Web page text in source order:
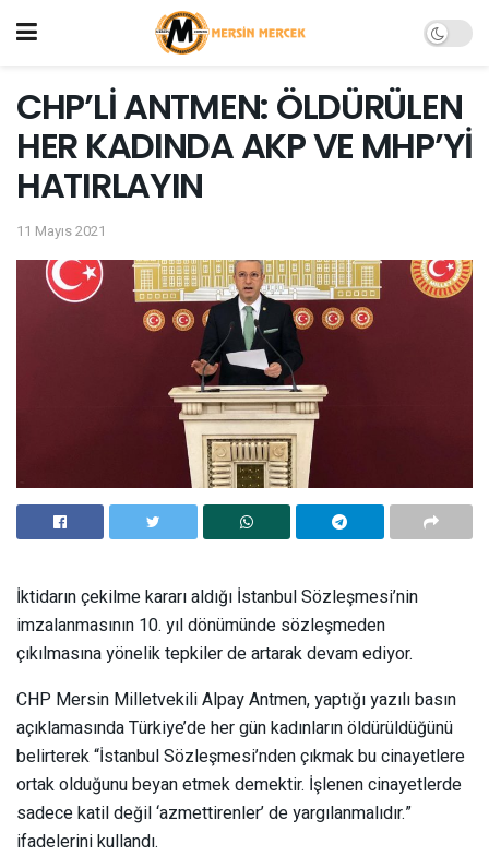
CHP’Lİ ANTMEN: ÖLDÜRÜLEN
HER KADINDA AKP VE MHP’Yİ
HATIRLAYIN
11 Mayıs 2021
İktidarın çekilme kararı aldığı İstanbul Sözleşmesi’nin
imzalanmasının 10. yıl dönümünde sözleşmeden
çıkılmasına yönelik tepkiler de artarak devam ediyor.
CHP Mersin Milletvekili Alpay Antmen, yaptığı yazılı basın
açıklamasında Türkiye’de her gün kadınların öldürüldüğünü
belirterek “İstanbul Sözleşmesi’nden çıkmak bu cinayetlere
ortak olduğunu beyan etmek demektir. İşlenen cinayetlerde
sadece katil değil ‘azmettirenler’ de yargılanmalıdır.”
ifadelerini kullandı.